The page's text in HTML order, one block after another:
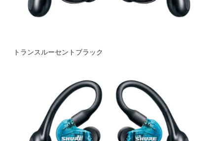
トランスルーセントブラック